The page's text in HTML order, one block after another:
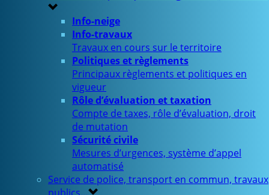
Info-neige
Info-travaux
Travaux en cours sur le territoire
Politiques et règlements
Principaux règlements et politiques en
vigueur
Rôle d’évaluation et taxation
Compte de taxes, rôle d’évaluation, droit
de mutation
Sécurité civile
Mesures d’urgences, système d’appel
automatisé
Service de police, transport en commun, travaux